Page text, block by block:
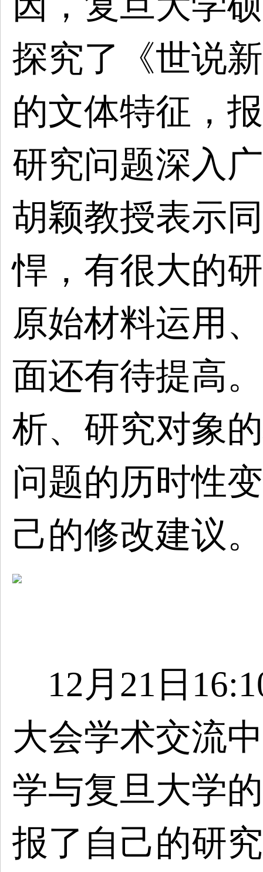
探究了《世说
的文体特征，
研究问题深入
胡颖教授表示
悍，有很大的
原始材料运用
面还有待提高
析、研究对象
问题的历时性
己的修改建议。
12月21日
大会学术交流
学与复旦大学
报了自己的研